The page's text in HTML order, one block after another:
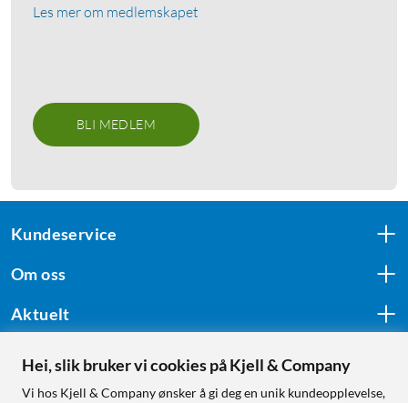
Les mer om medlemskapet
BLI MEDLEM
Kundeservice
Om oss
Aktuelt
Følg oss
Hei, slik bruker vi cookies på Kjell & Company
Vi hos Kjell & Company ønsker å gi deg en unik kundeopplevelse,